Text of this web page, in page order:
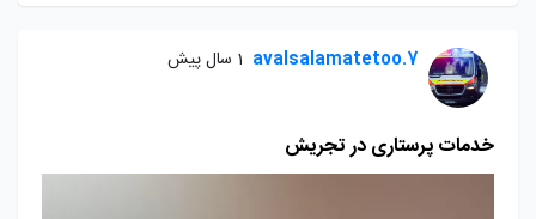
avalsalamatetoo.7 1 سال پیش
خدمات پرستاری در تجریش